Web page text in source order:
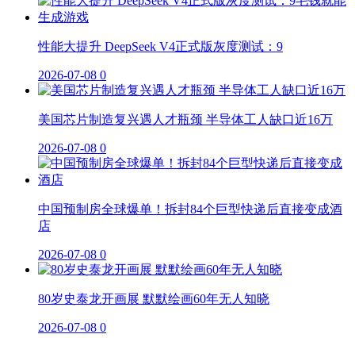
性能大提升 DeepSeek V4正式版灰度测试：9
2026-07-08 0
美国芯片制造复兴遇人才瓶颈 半导体工人缺口近16万
2026-07-08 0
中国预制房全球爆单！拆封84个巨型快递后直接变成酒
店
2026-07-08 0
80岁史泰龙开画展 默默绘画60年无人知晓
2026-07-08 0